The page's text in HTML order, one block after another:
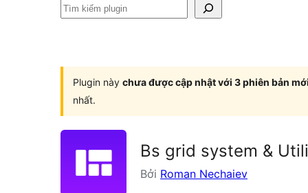
Tìm
Plugin này chưa được cập nhật với 3 phiên bản
nhất.
Bs grid system &
Bởi Roman Nechaiev